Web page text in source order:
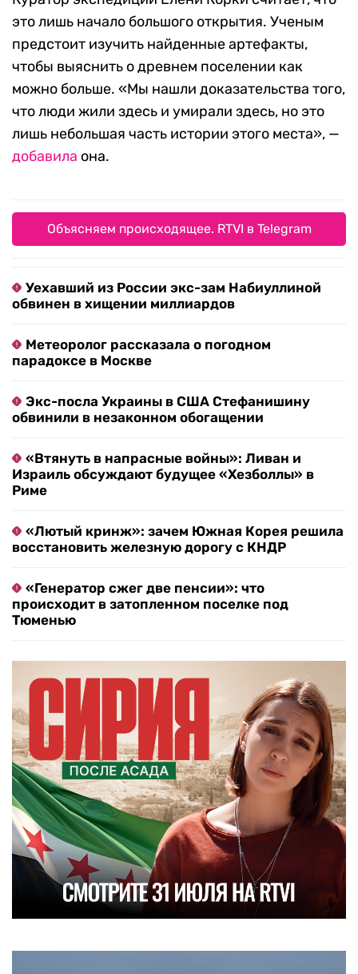
это лишь начало большого открытия. Ученым
предстоит изучить найденные артефакты,
чтобы выяснить о древнем поселении как
можно больше. «Мы нашли доказательства того,
что люди жили здесь и умирали здесь, но это
лишь небольшая часть истории этого места», —
добавила она.
Объясняем происходящее. RTVI в Telegram
Уехавший из России экс-зам Набиуллиной
обвинен в хищении миллиардов
Метеоролог рассказала о погодном
парадоксе в Москве
Экс-посла Украины в США Стефанишину
обвинили в незаконном обогащении
«Втянуть в напрасные войны»: Ливан и
Израиль обсуждают будущее «Хезболлы» в
Риме
«Лютый кринж»: зачем Южная Корея решила
восстановить железную дорогу с КНДР
«Генератор сжег две пенсии»: что
происходит в затопленном поселке под
Тюменью